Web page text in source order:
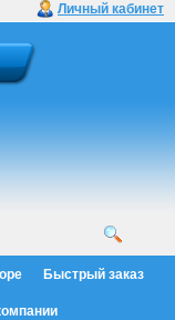
Личный кабинет
Быстрый заказ